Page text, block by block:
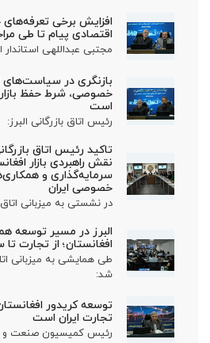
افزایش برخی
اقتصادی پیام تا طی
مجتبی عبداللهی استاندار
بازنگری در
خصوصی، شرط حفظ
است
رئیس اتاق بازرگانی البرز:
تاکید رئیس اتاق
نقش راهبردی بازار
سرمایه‌گذاری و
خصوصی ایران
در نشستی به میزبانی اتاق
البرز در مسیر توسعه
افغانستان؛ از تجارت
طی همایشی به میزبانی
شد:
توسعه کریدور
تجارت ایران است
رئیس کمیسیون صنعت و